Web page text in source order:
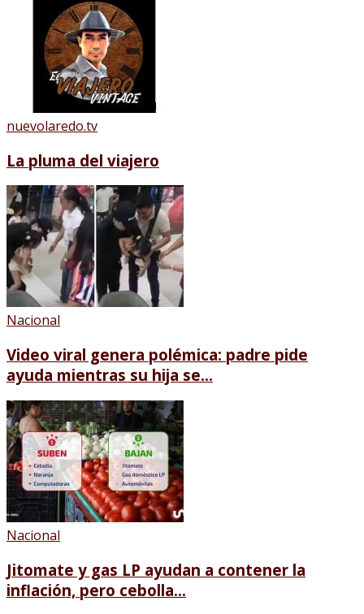
nuevolaredo.tv
La pluma del viajero
Nacional
Video viral genera polémica: padre pide
ayuda mientras su hija se...
Nacional
Jitomate y gas LP ayudan a contener la
inflación, pero cebolla...